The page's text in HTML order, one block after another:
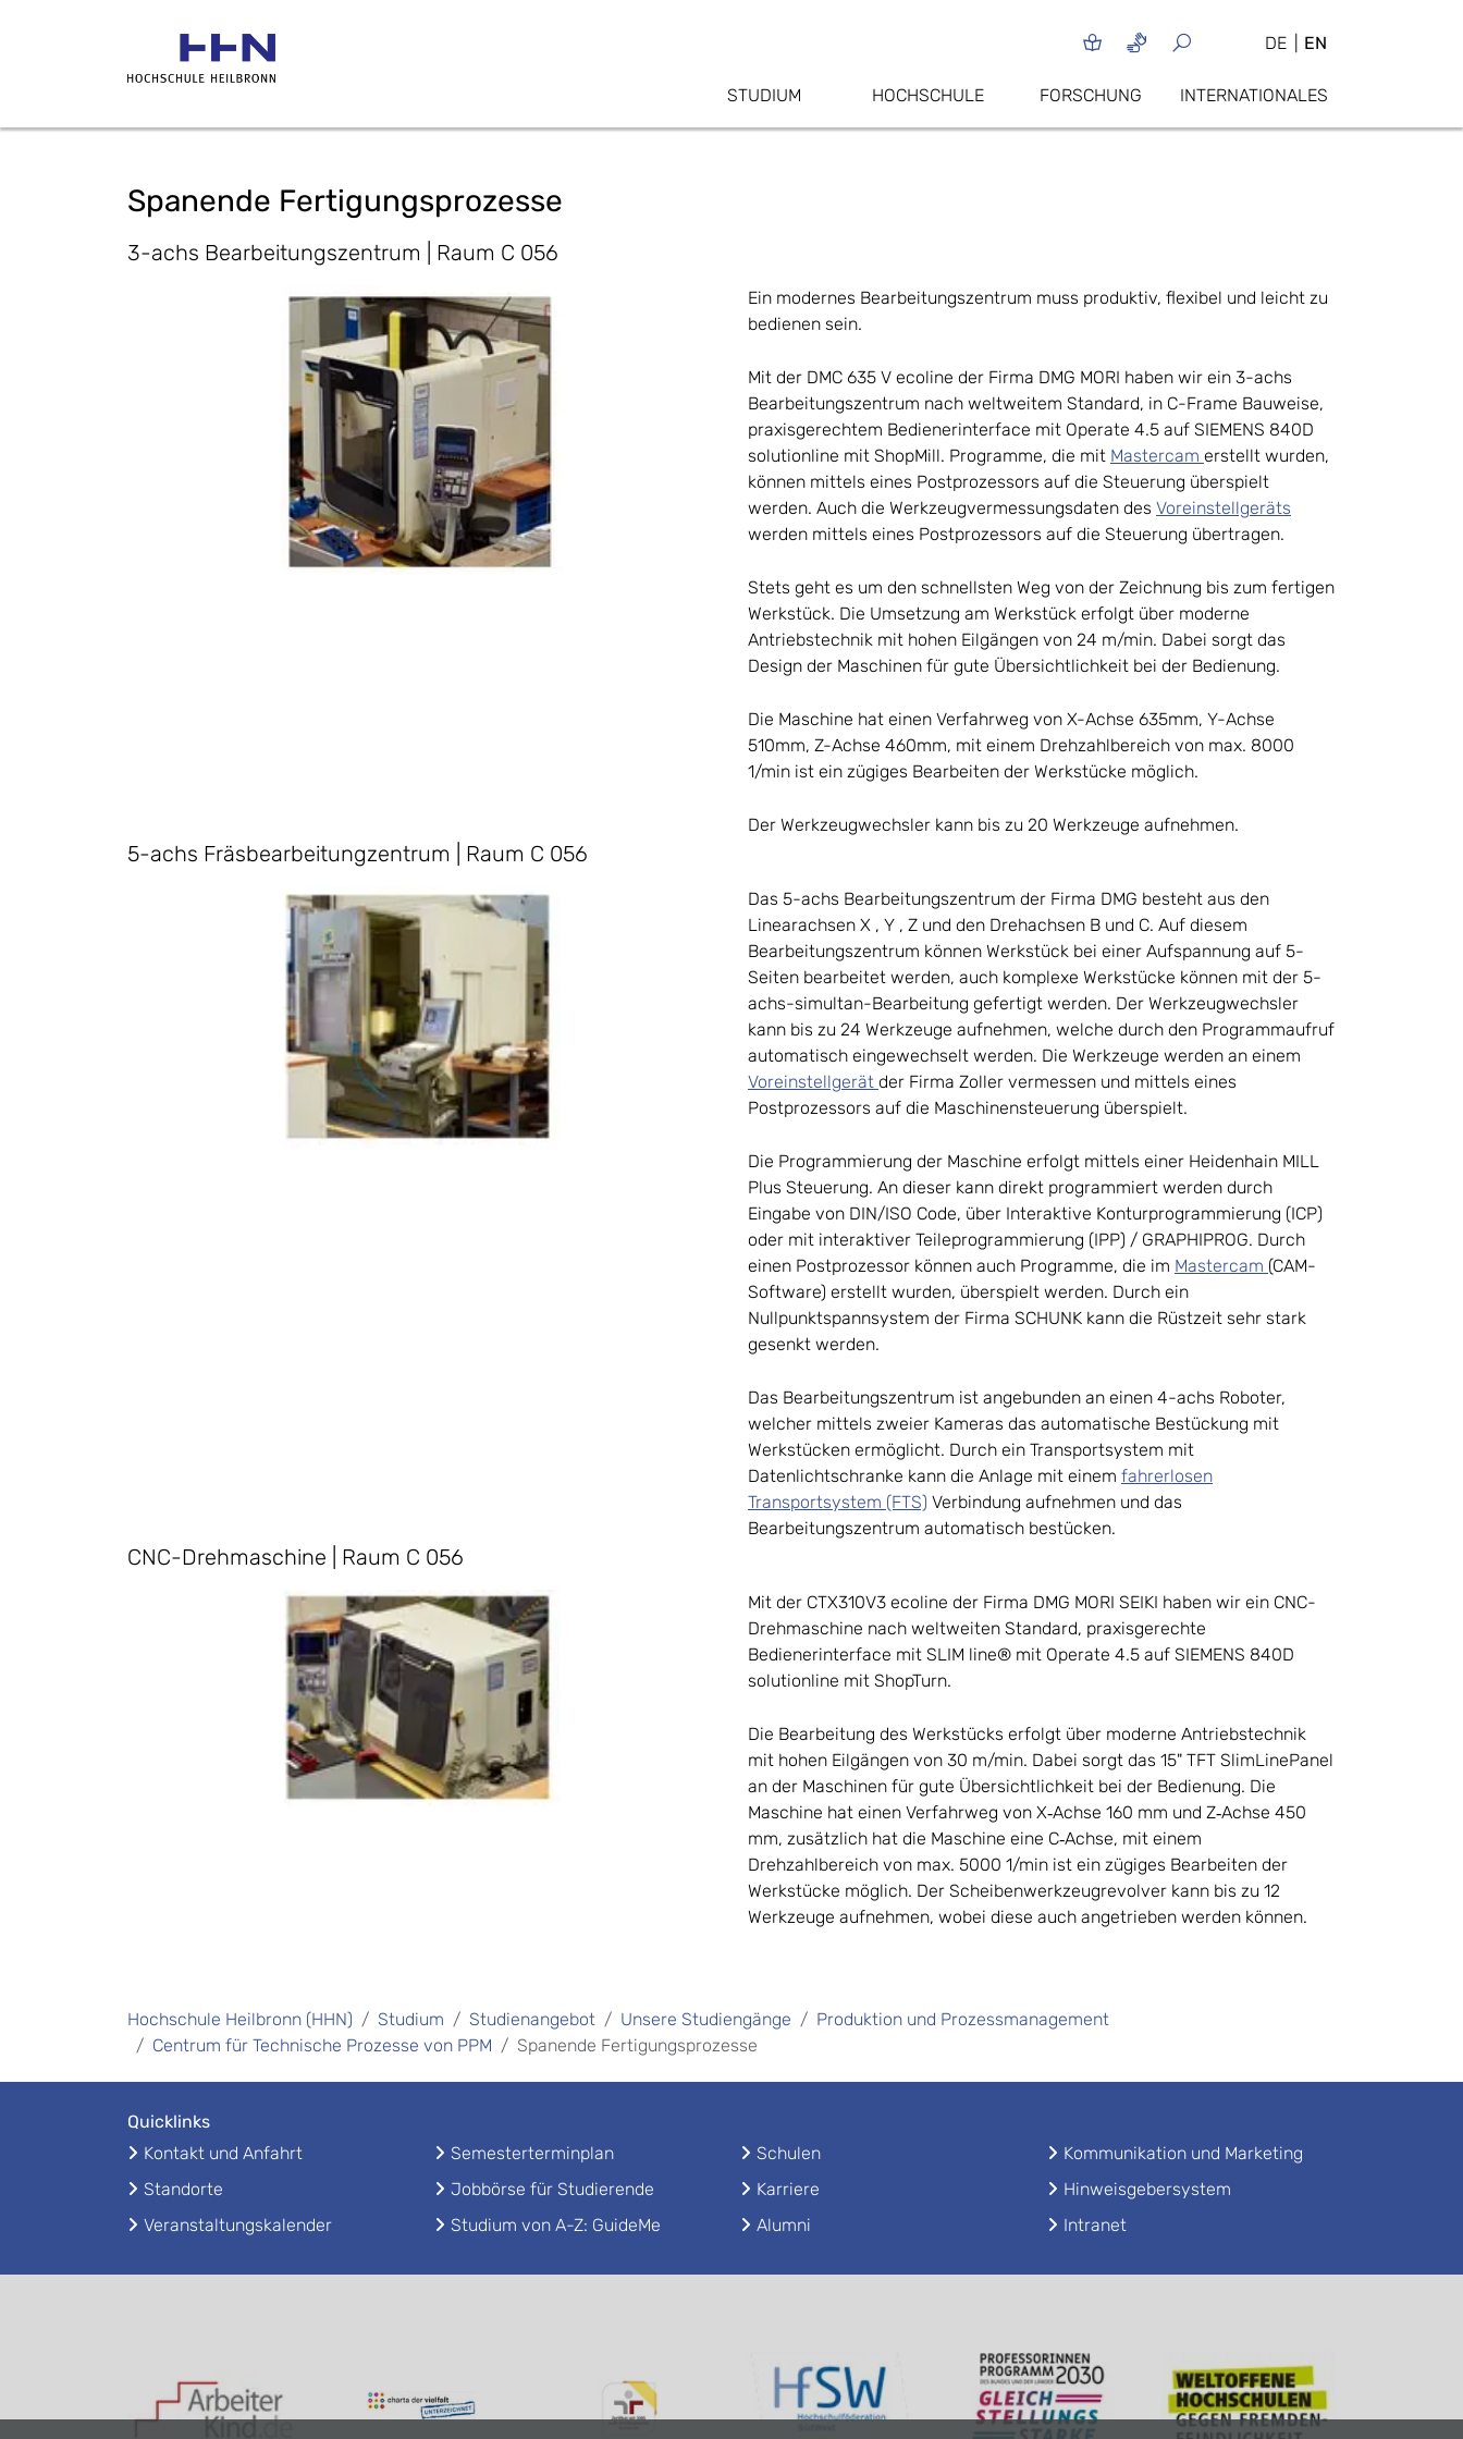
DE EN
STUDIUM HOCHSCHULE FORSCHUNG INTERNATIONALES
Spanende Fertigungsprozesse
3-achs Bearbeitungszentrum | Raum C 056
Ein modernes Bearbeitungszentrum muss produktiv, flexibel und leicht zu
bedienen sein.
Mit der DMC 635 V ecoline der Firma DMG MORI haben wir ein 3-achs
Bearbeitungszentrum nach weltweitem Standard, in C-Frame Bauweise,
praxisgerechtem Bedienerinterface mit Operate 4.5 auf SIEMENS 840D
solutionline mit ShopMill. Programme, die mit Mastercam erstellt wurden,
können mittels eines Postprozessors auf die Steuerung überspielt
werden. Auch die Werkzeugvermessungsdaten des Voreinstellgeräts
werden mittels eines Postprozessors auf die Steuerung übertragen.
Stets geht es um den schnellsten Weg von der Zeichnung bis zum fertigen
Werkstück. Die Umsetzung am Werkstück erfolgt über moderne
Antriebstechnik mit hohen Eilgängen von 24 m/min. Dabei sorgt das
Design der Maschinen für gute Übersichtlichkeit bei der Bedienung.
Die Maschine hat einen Verfahrweg von X-Achse 635mm, Y-Achse
510mm, Z-Achse 460mm, mit einem Drehzahlbereich von max. 8000
1/min ist ein zügiges Bearbeiten der Werkstücke möglich.
Der Werkzeugwechsler kann bis zu 20 Werkzeuge aufnehmen.
5-achs Fräsbearbeitungzentrum | Raum C 056
Das 5-achs Bearbeitungszentrum der Firma DMG besteht aus den
Linearachsen X , Y , Z und den Drehachsen B und C. Auf diesem
Bearbeitungszentrum können Werkstück bei einer Aufspannung auf 5-
Seiten bearbeitet werden, auch komplexe Werkstücke können mit der 5-
achs-simultan-Bearbeitung gefertigt werden. Der Werkzeugwechsler
kann bis zu 24 Werkzeuge aufnehmen, welche durch den Programmaufruf
automatisch eingewechselt werden. Die Werkzeuge werden an einem
Voreinstellgerät der Firma Zoller vermessen und mittels eines
Postprozessors auf die Maschinensteuerung überspielt.
Die Programmierung der Maschine erfolgt mittels einer Heidenhain MILL
Plus Steuerung. An dieser kann direkt programmiert werden durch
Eingabe von DIN/ISO Code, über Interaktive Konturprogrammierung (ICP)
oder mit interaktiver Teileprogrammierung (IPP) / GRAPHIPROG. Durch
einen Postprozessor können auch Programme, die im Mastercam (CAM-
Software) erstellt wurden, überspielt werden. Durch ein
Nullpunktspannsystem der Firma SCHUNK kann die Rüstzeit sehr stark
gesenkt werden.
Das Bearbeitungszentrum ist angebunden an einen 4-achs Roboter,
welcher mittels zweier Kameras das automatische Bestückung mit
Werkstücken ermöglicht. Durch ein Transportsystem mit
Datenlichtschranke kann die Anlage mit einem fahrerlosen
Transportsystem (FTS) Verbindung aufnehmen und das
Bearbeitungszentrum automatisch bestücken.
CNC-Drehmaschine | Raum C 056
Mit der CTX310V3 ecoline der Firma DMG MORI SEIKI haben wir ein CNC-
Drehmaschine nach weltweiten Standard, praxisgerechte
Bedienerinterface mit SLIM line® mit Operate 4.5 auf SIEMENS 840D
solutionline mit ShopTurn.
Die Bearbeitung des Werkstücks erfolgt über moderne Antriebstechnik
mit hohen Eilgängen von 30 m/min. Dabei sorgt das 15" TFT SlimLinePanel
an der Maschinen für gute Übersichtlichkeit bei der Bedienung. Die
Maschine hat einen Verfahrweg von X‐Achse 160 mm und Z‐Achse 450
mm, zusätzlich hat die Maschine eine C‐Achse, mit einem
Drehzahlbereich von max. 5000 1/min ist ein zügiges Bearbeiten der
Werkstücke möglich. Der Scheibenwerkzeugrevolver kann bis zu 12
Werkzeuge aufnehmen, wobei diese auch angetrieben werden können.
Hochschule Heilbronn (HHN) Studium Studienangebot Unsere Studiengänge
Produktion und Prozessmanagement
Centrum für Technische Prozesse von PPM
Spanende Fertigungsprozesse
Quicklinks
Kontakt und Anfahrt
Standorte
Veranstaltungskalender
Semesterterminplan
Jobbörse für Studierende
Studium von A-Z: GuideMe
Schulen
Karriere
Alumni
Kommunikation und Marketing
Hinweisgebersystem
Intranet